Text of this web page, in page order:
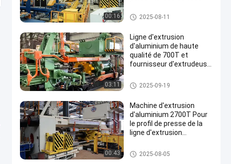
00:16
Machine à extruder de l'alumin
ium
2025-08-11
03:11
Ligne d'extrusion
d'aluminium de haute
qualité de 700T et
fournisseur d'extrudeuse
Machine à extruder de l'alumin
ium
2025-09-19
00:43
Machine d'extrusion
d'aluminium 2700T Pour
le profil de presse de la
ligne d'extrusion
Machine à extruder de l'alumin
ium
2025-08-05